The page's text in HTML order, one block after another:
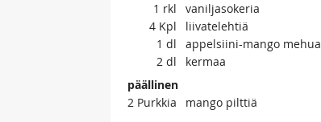
1 rkl
vaniljasokeria
4 Kpl
liivatelehtiä
1 dl
appelsiini-mango mehua
2 dl
kermaa
päällinen
2 Purkkia mango pilttiä